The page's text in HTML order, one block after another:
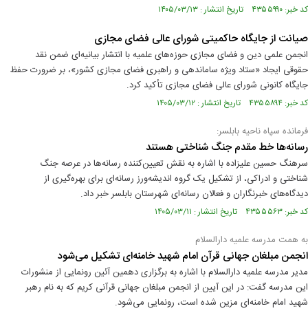
کد خبر: ۴۳۵۵۹۹۰ تاریخ انتشار : ۱۴۰۵/۰۳/۱۳
صیانت از جایگاه حاکمیتی شورای عالی فضای مجازی
انجمن علمی دین و فضای مجازی حوزه‌های علمیه با انتشار بیانیه‌ای ضمن نقد
حقوقی ایجاد «ستاد ویژه ساماندهی و راهبری فضای مجازی کشور»، بر ضرورت حفظ
جایگاه کانونی شورای عالی فضای مجازی تأکید کرد.
کد خبر: ۴۳۵۵۸۹۴ تاریخ انتشار : ۱۴۰۵/۰۳/۱۲
فرمانده سپاه ناحیه بابلسر:
رسانه‌ها خط مقدم جنگ شناختی هستند
سرهنگ حسین علیزاده با اشاره به نقش تعیین‌کننده رسانه‌ها در عرصه جنگ
شناختی و ادراکی، از تشکیل یک گروه اندیشه‌ورز رسانه‌ای برای بهره‌گیری از
دیدگاه‌های خبرنگاران و فعالان رسانه‌ای شهرستان بابلسر خبر داد.
کد خبر: ۴۳۵۵۵۶۳ تاریخ انتشار : ۱۴۰۵/۰۳/۱۱
به همت مدرسه علمیه دارالسلام
انجمن مبلغان جهانی قرآن امام شهید خامنه‌ای تشکیل می‌شود
مدیر مدرسه علمیه دارالسلام با اشاره به برگزاری دهمین آئین رونمایی از منشورات
این مدرسه گفت: در این آیین از انجمن مبلغان جهانی قرآنی کریم که به نام رهبر
شهید امام خامنه‌ای مزین شده است، رونمایی می‌شود.